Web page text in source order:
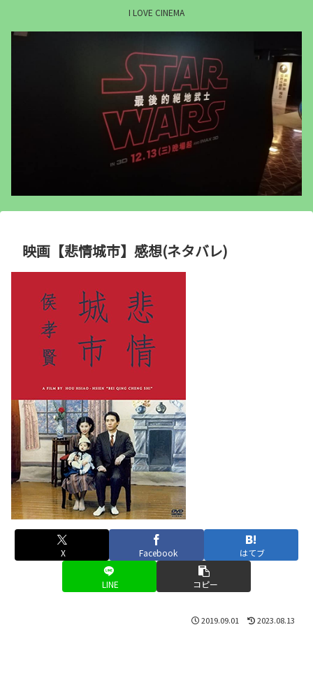
I LOVE CINEMA
映画【悲情城市】感想(ネタバレ)
X Facebook はてブ
LINE コピー
2019.09.01 2023.08.13